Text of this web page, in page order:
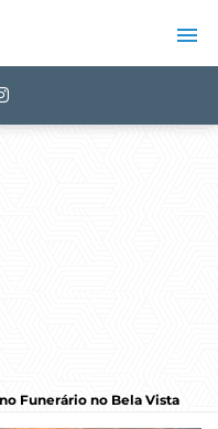
Funerário no Bela Vista